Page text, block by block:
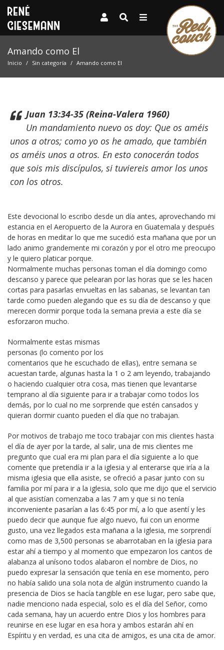
Amando como El
Inicio Sin categoría Amando como El
Juan 13:34-35 (Reina-Valera 1960)
Un mandamiento nuevo os doy: Que os améis
unos a otros; como yo os he amado, que también
os améis unos a otros. En esto conocerán todos
que sois mis discípulos, si tuviereis amor los unos
con los otros.
Este devocional lo escribo desde un día antes, aprovechando mi
estancia en el Aeropuerto de la Aurora en Guatemala y después
de horas en meditar lo que me sucedió esta mañana que por un
lado animo grandemente mi corazón y por el otro me preocupo
y le quiero platicar porque.
Normalmente muchas personas toman el día domingo como
descanso y parece que pelearan por las horas que se les hacen
cortas para pasarlas envueltas en las sabanas, se levantan tan
tarde como pueden alegando que es su día de descanso y que
merecen dormir porque toda la semana previa a este día se
esforzaron mucho.
Normalmente estas mismas
personas (lo comento por los
comentarios que he escuchado de ellas), entre semana se
acuestan tarde, algunas hasta la 1 o 2 am leyendo, trabajando
o haciendo cualquier otra cosa, mas tienen que levantarse
temprano al día siguiente para ir a trabajar como todos los
demás, por lo cual no me sorprende que estén cansados y
quieran dormir cuanto pueden el día que no trabajan.
Por motivos de trabajo me toco trabajar con mis clientes hasta
el día de ayer por la tarde, al salir, una de mis clientes me
pregunto que cual era mi plan para el día siguiente a lo que
comente que pretendía ir a la iglesia y al enterarse que iría a la
misma iglesia que ella asiste, se ofreció a pasar junto con su
familia por mí para ir a la iglesia, solo que me dijo que el servicio
al que asistían comenzaba a las 7 am y que si no tenía
inconveniente pasarían a las 6:45 por mí, a lo que asentí y les
puedo decir que aunque fue algo nuevo, fui con un enorme
gusto, una vez llegados esta mañana a la iglesia, me sorprendí
como mas de 3,500 personas se abarrotaban en la iglesia para
estar ahí a tiempo y al momento que empezaron los cantos de
alabanza al unísono todos alabaron el nombre de Dios, no
puedo expresar la sensación que tenía en ese momento, pero
no había salido una sola nota de algún instrumento cuando la
presencia de Dios se hacía tangible en ese lugar, pero sabe que,
nadie menciono nada especial, solo es el día del Señor, como
cada semana, hay un acuerdo entre Dios y los hombres para
reunirse en ese lugar en esa hora y ambos estarán ahí en
Espíritu y en verdad, es una cita de amigos, es una cita de amor.